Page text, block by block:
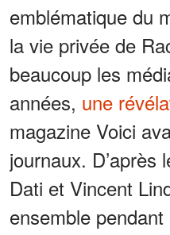
emblématique du
la vie privée de
beaucoup les
années, une
magazine Voici
journaux. D’après
Dati et Vincent
ensemble